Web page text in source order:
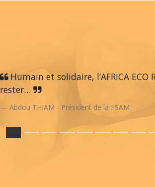
Humain et solidaire, l’AFRICA
rester…
Abdou THIAM - Président de la FSAM